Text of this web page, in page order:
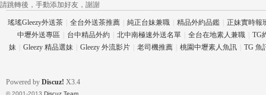
論
請跳轉後，手動添加好友，謝謝
瑤瑤Gleezy外送茶 全台外送茶推薦 純正台妹兼職 精品外約品鑑
正妹實時報
中壢外送專區
台中精品外約 北中南極速外送名單 全台在地素人兼職
TG
妹
Gleezy 精品選妹 Gleezy 外流影片 老司機推薦 桃園中壢素人魚訊 TG 魚
Powered by Discuz! X3.4
© 2001-2013 Discuz Team.